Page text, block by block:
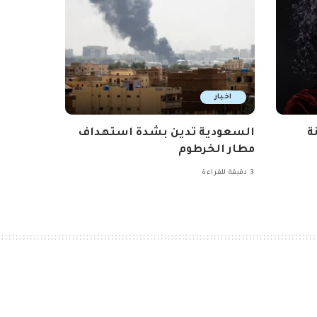
اخبار
السعودية تدين بشدة استهداف
مطار الخرطوم
3 دقيقة للقراءة